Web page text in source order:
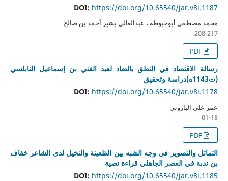
DOI: https://doi.org/10.65540/jar.v8i.1187
محمد مصطفى أبوحبوطة ، عبدالعالي بشير أحمد بن صالح
208-217
PDF
رسالة الاقتصاد في النطق بالضاد لعبد الغني بن إسماعيل النابلسي
(ت1143ه)دراسة وتحقيق
DOI: https://doi.org/10.65540/jar.v8i.1178
عمر علي الباروني
01-18
PDF
التماثل والتصوير في وجه الشبه بين الظعينة والنخيل لدى الشاعر خفاف
بن ندبة في العصر الجاهلي قراءة نصية
DOI: https://doi.org/10.65540/jar.v8i.1185